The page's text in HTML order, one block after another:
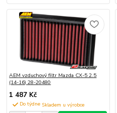
AEM vzduchový filtr Mazda CX-5 2.5
(14-16) 28-20480
1 487 Kč
Do týdne